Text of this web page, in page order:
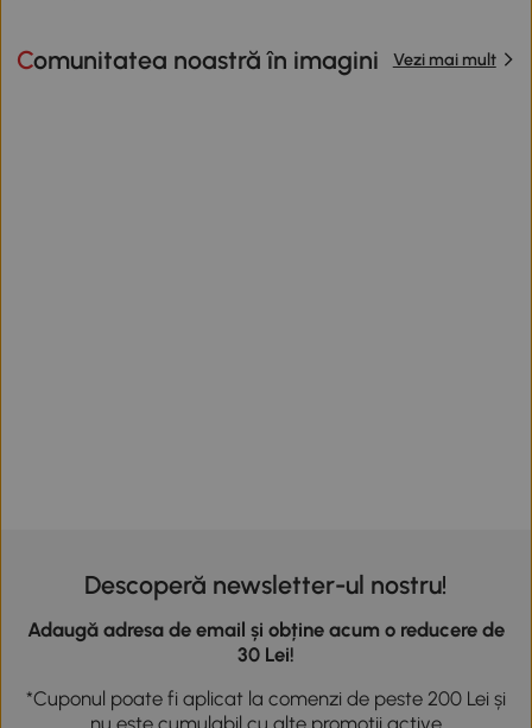
Comunitatea noastră în imagini Vezi mai mult
Descoperă newsletter-ul nostru!
Adaugă adresa de email și obține acum o reducere de
30 Lei!
*Cuponul poate fi aplicat la comenzi de peste 200 Lei și